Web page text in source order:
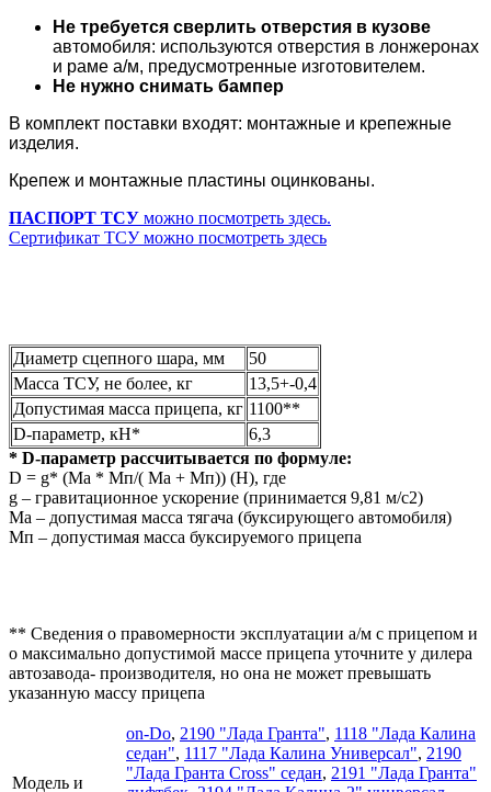
Не требуется сверлить отверстия в кузове
автомобиля: используются отверстия в лонжеронах
и раме а/м, предусмотренные изготовителем.
Не нужно снимать бампер
В комплект поставки входят: монтажные и крепежные
изделия.
Крепеж и монтажные пластины оцинкованы.
ПАСПОРТ ТСУ можно посмотреть здесь.
Сертификат ТСУ можно посмотреть здесь
Диаметр сцепного шара, мм
50
Масса ТСУ, не более, кг
13,5+-0,4
Допустимая масса прицепа, кг 1100**
D-параметр, кН*
6,3
* D-параметр рассчитывается по формуле:
D = g* (Mа * Мп/( Mа + Мп)) (Н), где
g – гравитационное ускорение (принимается 9,81 м/с2)
Mа – допустимая масса тягача (буксирующего автомобиля)
Мп – допустимая масса буксируемого прицепа
** Сведения о правомерности эксплуатации а/м с прицепом и
о максимально допустимой массе прицепа уточните у дилера
автозавода- производителя, но она не может превышать
указанную массу прицепа
Модель и
on-Do, 2190 "Лада Гранта", 1118 "Лада Калина
седан", 1117 "Лада Калина Универсал", 2190
"Лада Гранта Cross" седан, 2191 "Лада Гранта"